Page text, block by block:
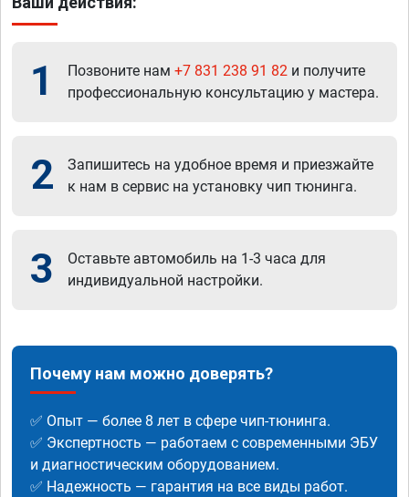
1 Позвоните нам +7 831 238 91 82 и получите
профессиональную консультацию у мастера.
2
Запишитесь на удобное время и приезжайте
к нам в сервис на установку чип тюнинга.
3
Оставьте автомобиль на 1-3 часа для
индивидуальной настройки.
Почему нам можно доверять?
✅ Опыт — более 8 лет в сфере чип-тюнинга.
✅ Экспертность — работаем с современными ЭБУ
и диагностическим оборудованием.
✅ Надежность — гарантия на все виды работ.